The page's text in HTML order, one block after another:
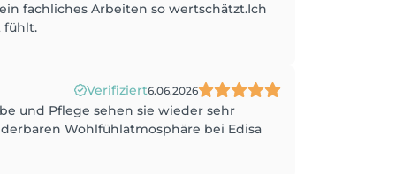
fachliches Arbeiten so wertschätzt.Ich
fühlt.
Verifiziert6.06.2026
und Pflege sehen sie wieder sehr
Wohlfühlatmosphäre bei Edisa